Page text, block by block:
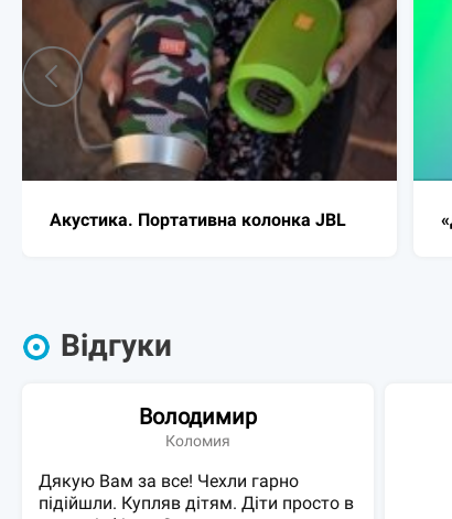
«Держава у смартфоні»
Відгуки
Володимир
Коломия
Дякую Вам за все! Чехли гарно
підійшли. Купляв дітям. Діти просто в